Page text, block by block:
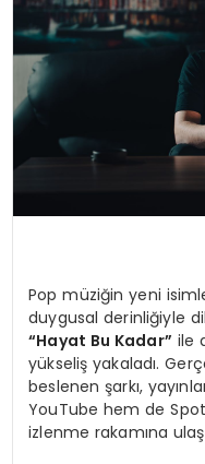
Pop müziğin yeni
duygusal derinliğiyle
“Hayat Bu Kadar” ile
yükseliş yakaladı.
beslenen şarkı,
YouTube hem de
izlenme rakamına